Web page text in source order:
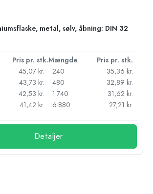
metal, sølv, åbning: DIN 32
Pris pr. stk.Mængde
Pris pr. stk.
45,07 kr.
43,73 kr.
42,53 kr.
41,42 kr.
240
35,36 kr.
480
32,89 kr.
1.740
31,62 kr.
6.880
27,21 kr.
Detaljer